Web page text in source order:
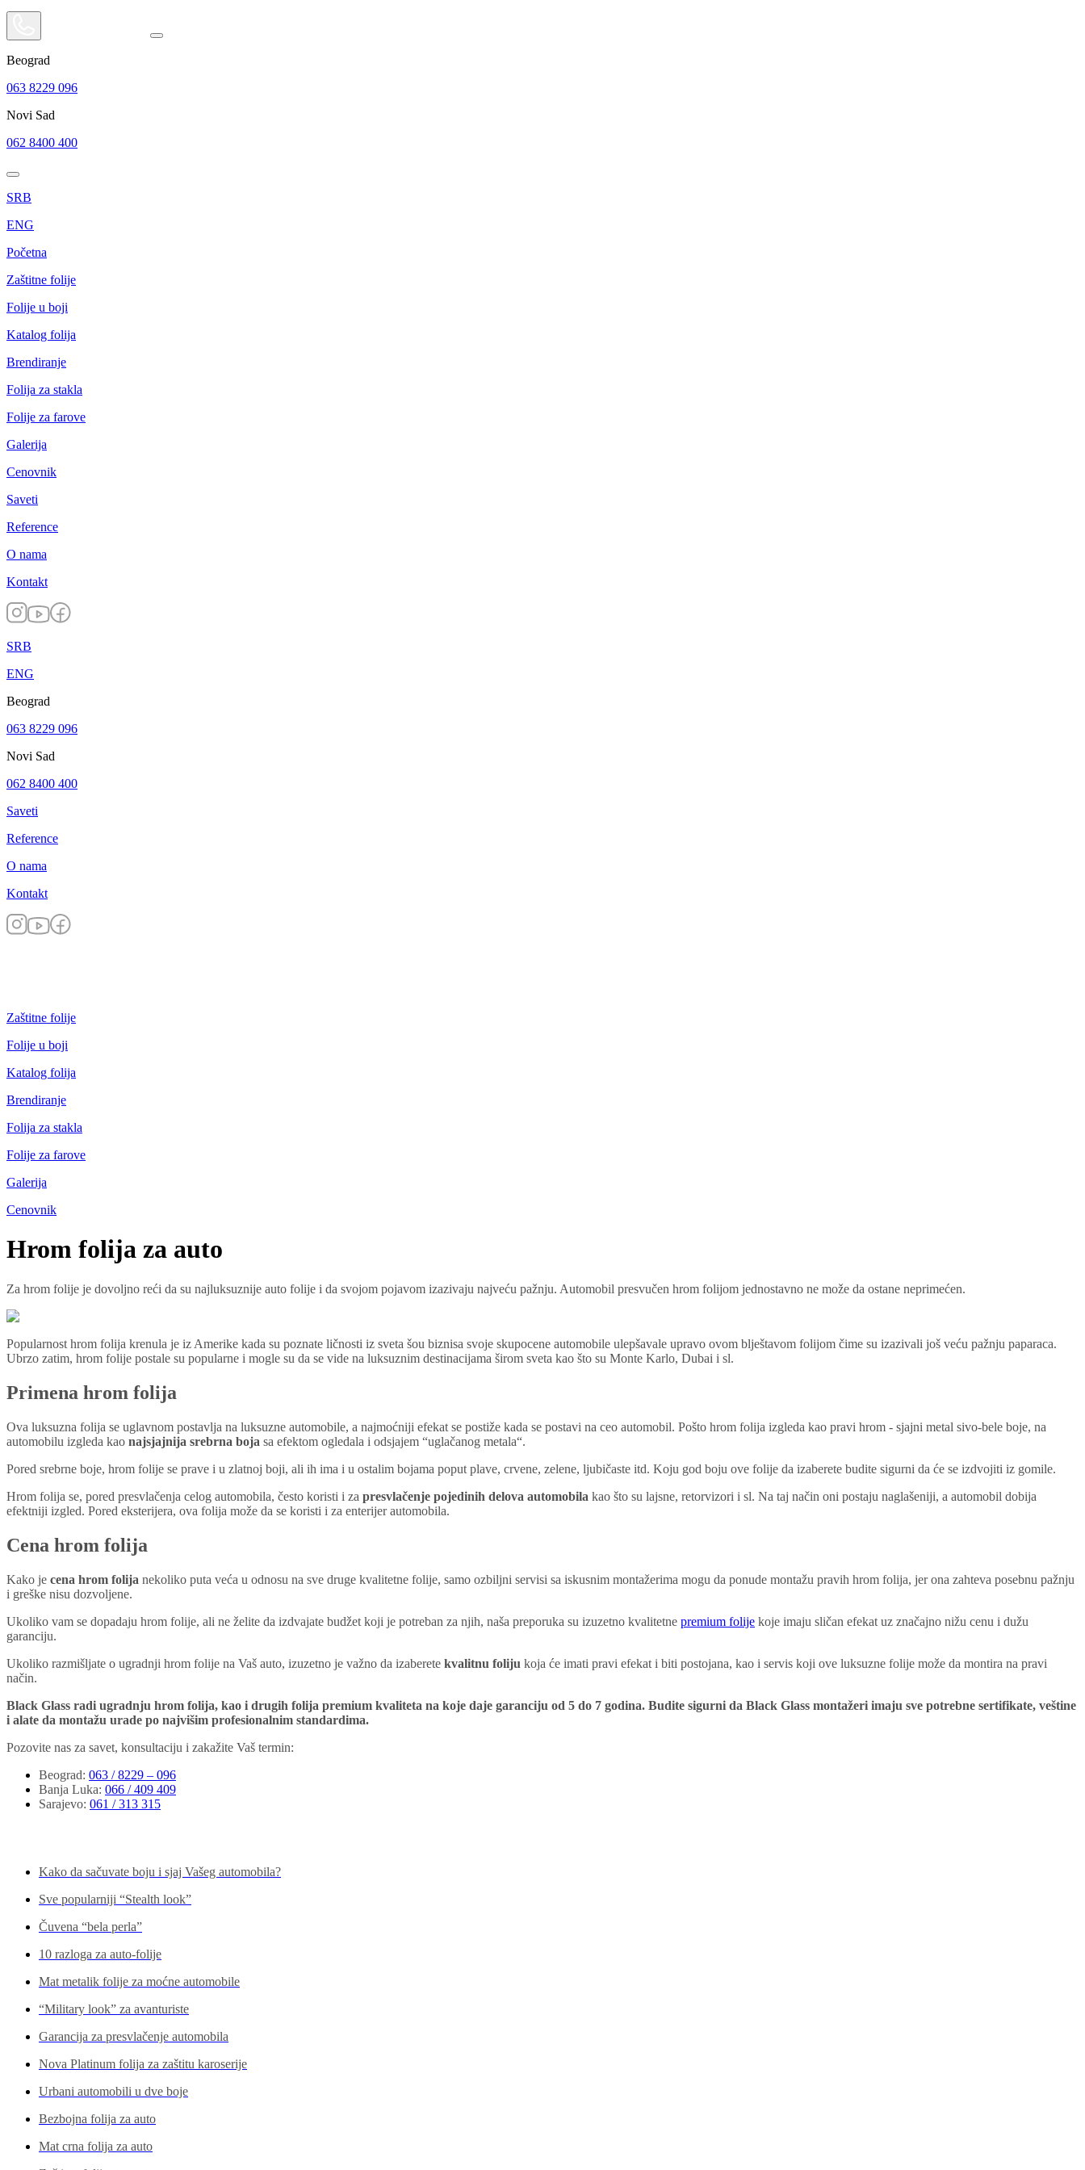
Beograd
063 8229 096
Novi Sad
062 8400 400
SRB
ENG
Početna
Zaštitne folije
Folije u boji
Katalog folija
Brendiranje
Folija za stakla
Folije za farove
Galerija
Cenovnik
Saveti
Reference
O nama
Kontakt
SRB
ENG
Beograd
063 8229 096
Novi Sad
062 8400 400
Saveti
Reference
O nama
Kontakt
Zaštitne folije
Folije u boji
Katalog folija
Brendiranje
Folija za stakla
Folije za farove
Galerija
Cenovnik
Hrom folija za auto
Za hrom folije je dovoljno reći da su najluksuznije auto folije i da svojom pojavom izazivaju najveću pažnju. Automobil presvučen hrom folijom jednostavno ne može da ostane neprimećen.
Popularnost hrom folija krenula je iz Amerike kada su poznate ličnosti iz sveta šou biznisa svoje skupocene automobile ulepšavale upravo ovom blještavom folijom čime su izazivali još veću pažnju paparaca.
Ubrzo zatim, hrom folije postale su popularne i mogle su da se vide na luksuznim destinacijama širom sveta kao što su Monte Karlo, Dubai i sl.
Primena hrom folija
Ova luksuzna folija se uglavnom postavlja na luksuzne automobile, a najmoćniji efekat se postiže kada se postavi na ceo automobil. Pošto hrom folija izgleda kao pravi hrom - sjajni metal sivo-bele boje, na
automobilu izgleda kao najsjajnija srebrna boja sa efektom ogledala i odsjajem “uglačanog metala“.
Pored srebrne boje, hrom folije se prave i u zlatnoj boji, ali ih ima i u ostalim bojama poput plave, crvene, zelene, ljubičaste itd. Koju god boju ove folije da izaberete budite sigurni da će se izdvojiti iz gomile.
Hrom folija se, pored presvlačenja celog automobila, često koristi i za presvlačenje pojedinih delova automobila kao što su lajsne, retorvizori i sl. Na taj način oni postaju naglašeniji, a automobil dobija
efektniji izgled. Pored eksterijera, ova folija može da se koristi i za enterijer automobila.
Cena hrom folija
Kako je cena hrom folija nekoliko puta veća u odnosu na sve druge kvalitetne folije, samo ozbiljni servisi sa iskusnim montažerima mogu da ponude montažu pravih hrom folija, jer ona zahteva posebnu pažnju
i greške nisu dozvoljene.
Ukoliko vam se dopadaju hrom folije, ali ne želite da izdvajate budžet koji je potreban za njih, naša preporuka su izuzetno kvalitetne premium folije koje imaju sličan efekat uz značajno nižu cenu i dužu
garanciju.
Ukoliko razmišljate o ugradnji hrom folije na Vaš auto, izuzetno je važno da izaberete kvalitnu foliju koja će imati pravi efekat i biti postojana, kao i servis koji ove luksuzne folije može da montira na pravi
način.
Black Glass radi ugradnju hrom folija, kao i drugih folija premium kvaliteta na koje daje garanciju od 5 do 7 godina. Budite sigurni da Black Glass montažeri imaju sve potrebne sertifikate, veštine
i alate da montažu urade po najvišim profesionalnim standardima.
Pozovite nas za savet, konsultaciju i zakažite Vaš termin:
Beograd: 063 / 8229 – 096
Banja Luka: 066 / 409 409
Sarajevo: 061 / 313 315
Kako da sačuvate boju i sjaj Vašeg automobila?
Sve popularniji “Stealth look”
Čuvena “bela perla”
10 razloga za auto-folije
Mat metalik folije za moćne automobile
“Military look” za avanturiste
Garancija za presvlačenje automobila
Nova Platinum folija za zaštitu karoserije
Urbani automobili u dve boje
Bezbojna folija za auto
Mat crna folija za auto